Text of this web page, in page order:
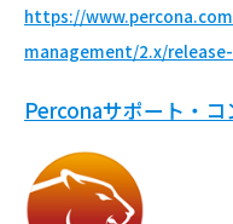
https://
management/2.x/
Perconaサポート・コ